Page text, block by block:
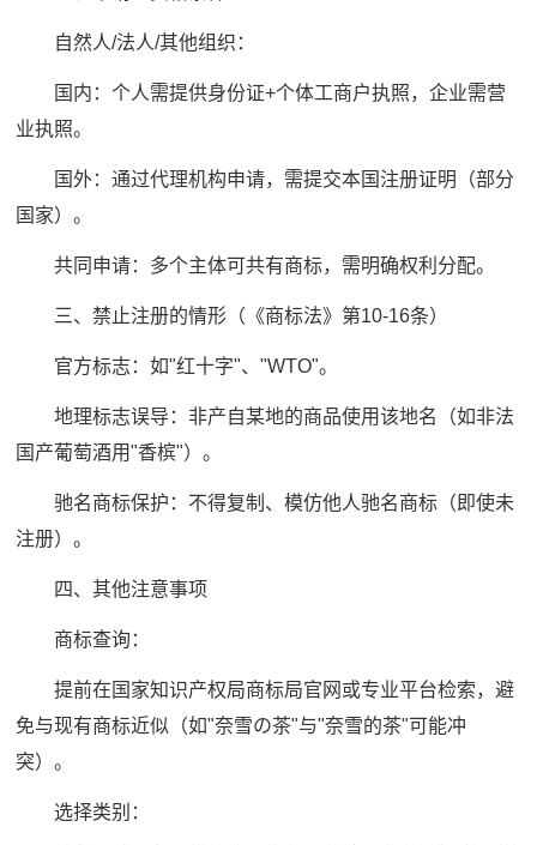
自然人/法人/其他组织：
国内：个人需提供身份证+个体工商户执照，企业需营
业执照。
国外：通过代理机构申请，需提交本国注册证明（部分
国家）。
共同申请：多个主体可共有商标，需明确权利分配。
三、禁止注册的情形（《商标法》第10-16条）
官方标志：如"红十字"、"WTO"。
地理标志误导：非产自某地的商品使用该地名（如非法
国产葡萄酒用"香槟"）。
驰名商标保护：不得复制、模仿他人驰名商标（即使未
注册）。
四、其他注意事项
商标查询：
提前在国家知识产权局商标局官网或专业平台检索，避
免与现有商标近似（如"奈雪の茶"与"奈雪的茶"可能冲
突）。
选择类别：